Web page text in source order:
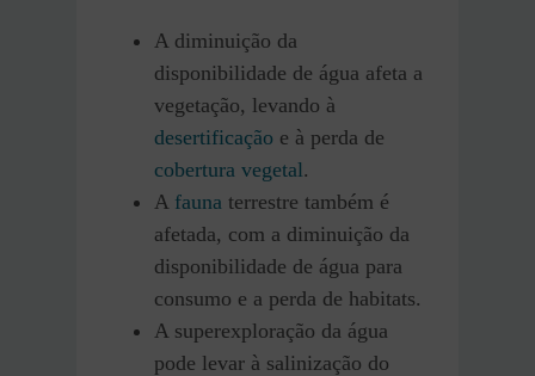
A diminuição da
disponibilidade de água afeta a
vegetação, levando à
desertificação e à perda de
cobertura vegetal.
A fauna terrestre também é
afetada, com a diminuição da
disponibilidade de água para
consumo e a perda de habitats.
A superexploração da água
pode levar à salinização do